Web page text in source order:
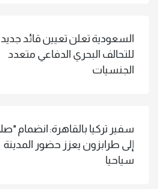
السعودية تعلن تعيين قائد جديد
للتحالف البحري الدفاعي متعدد
الجنسيات
سفير تركيا بالقاهرة: انضمام
إلى طرابزون يعزز حضور المدينة
سياحيا